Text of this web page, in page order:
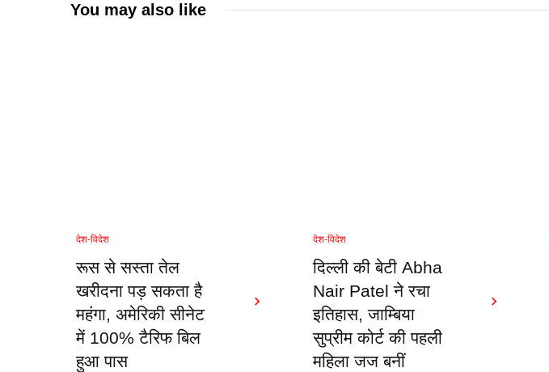
You may also like
देश-विदेश
रूस से सस्ता तेल
खरीदना पड़ सकता है
महंगा, अमेरिकी सीनेट
में 100% टैरिफ बिल
हुआ पास
देश-विदेश
दिल्ली की बेटी Abha
Nair Patel ने रचा
इतिहास, जाम्बिया
सुप्रीम कोर्ट की पहली
महिला जज बनीं